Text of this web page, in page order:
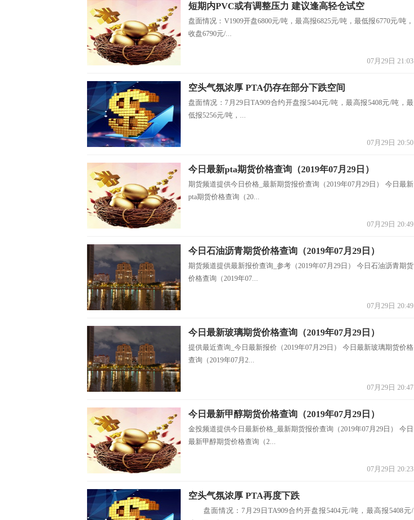
短期内PVC或有调整压力 建议逢高轻仓试空
盘面情况：V1909开盘6800元/吨，最高报6825元/吨，最低报6770元/吨，
收盘6790元/...
07月29日 21:03
空头气氛浓厚 PTA仍存在部分下跌空间
盘面情况：7月29日TA909合约开盘报5404元/吨，最高报5408元/吨，最
低报5256元/吨，...
07月29日 20:50
今日最新pta期货价格查询（2019年07月29日）
期货频道提供今日价格_最新期货报价查询（2019年07月29日） 今日最新
pta期货价格查询（20...
07月29日 20:49
今日石油沥青期货价格查询（2019年07月29日）
期货频道提供最新报价查询_参考（2019年07月29日） 今日石油沥青期货
价格查询（2019年07...
07月29日 20:49
今日最新玻璃期货价格查询（2019年07月29日）
提供最近查询_今日最新报价（2019年07月29日） 今日最新玻璃期货价格
查询（2019年07月2...
07月29日 20:47
今日最新甲醇期货价格查询（2019年07月29日）
金投频道提供今日最新价格_最新期货报价查询（2019年07月29日） 今日
最新甲醇期货价格查询（2...
07月29日 20:23
空头气氛浓厚 PTA再度下跌
盘面情况：7月29日TA909合约开盘报5404元/吨，最高报5408元/